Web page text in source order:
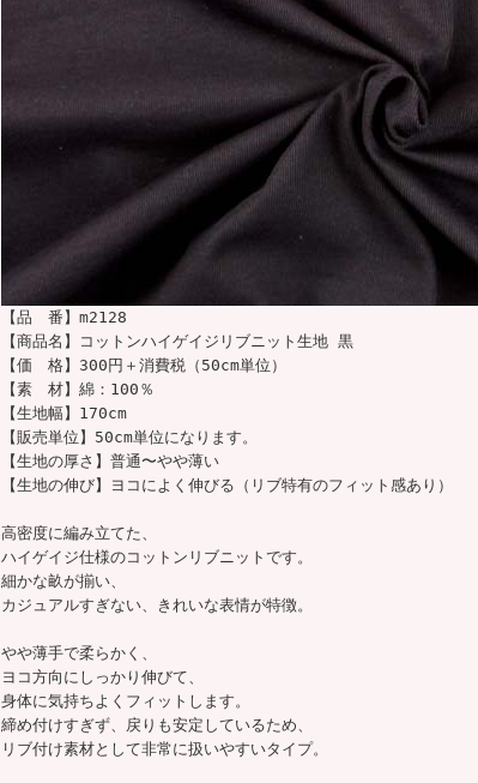
【品 番】m2128
【商品名】コットンハイゲイジリブニット生地 黒
【価 格】300円＋消費税（50cm単位）
【素 材】綿：100％
【生地幅】170cm
【販売単位】50cm単位になります。
【生地の厚さ】普通〜やや薄い
【生地の伸び】ヨコによく伸びる（リブ特有のフィット感あり）
高密度に編み立てた、
ハイゲイジ仕様のコットンリブニットです。
細かな畝が揃い、
カジュアルすぎない、きれいな表情が特徴。
やや薄手で柔らかく、
ヨコ方向にしっかり伸びて、
身体に気持ちよくフィットします。
締め付けすぎず、戻りも安定しているため、
リブ付け素材として非常に扱いやすいタイプ。